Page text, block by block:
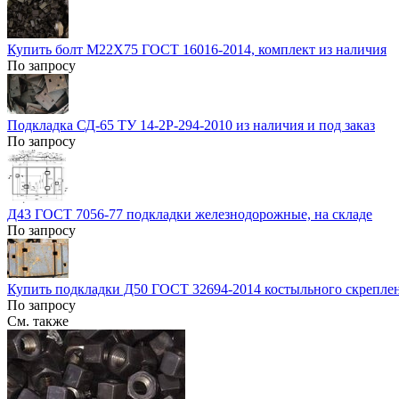
Купить болт М22Х75 ГОСТ 16016-2014, комплект из наличия
По запросу
Подкладка СД-65 ТУ 14-2Р-294-2010 из наличия и под заказ
По запросу
Д43 ГОСТ 7056-77 подкладки железнодорожные, на складе
По запросу
Купить подкладки Д50 ГОСТ 32694-2014 костыльного
По запросу
См. также